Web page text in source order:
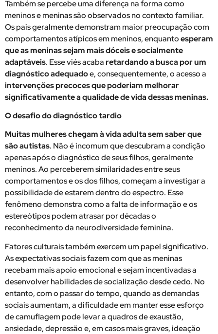
Também se percebe uma diferença na forma como
meninos e meninas são observados no contexto familiar.
Os pais geralmente demonstram maior preocupação com
comportamentos atípicos em meninos, enquantoesperam
que as meninas sejam mais dóceis e socialmente
adaptáveis. Esse viés acabaretardando a busca por um
diagnóstico adequadoe, consequentemente, o acesso a
intervenções precoces que poderiam melhorar
significativamente a qualidade de vida dessas meninas.
O desafio do diagnóstico tardio
Muitas mulheres chegam à vida adulta sem saber que
são autistas. Não é incomum que descubram a condição
apenas após o diagnóstico de seus filhos, geralmente
meninos. Ao perceberem similaridades entre seus
comportamentos e os dos filhos, começam a investigar a
possibilidade de estarem dentro do espectro. Esse
fenômeno demonstra como a falta de informação e os
estereótipos podem atrasar por décadas o
reconhecimento da neurodiversidade feminina.
Fatores culturais também exercem um papel significativo.
As expectativas sociais fazem com que as meninas
recebam mais apoio emocional e sejam incentivadas a
desenvolver habilidades de socialização desde cedo. No
entanto, com o passar do tempo, quando as demandas
sociais aumentam, a dificuldade em manter esse esforço
de camuflagem pode levar a quadros de exaustão,
ansiedade, depressão e, em casos mais graves, ideação